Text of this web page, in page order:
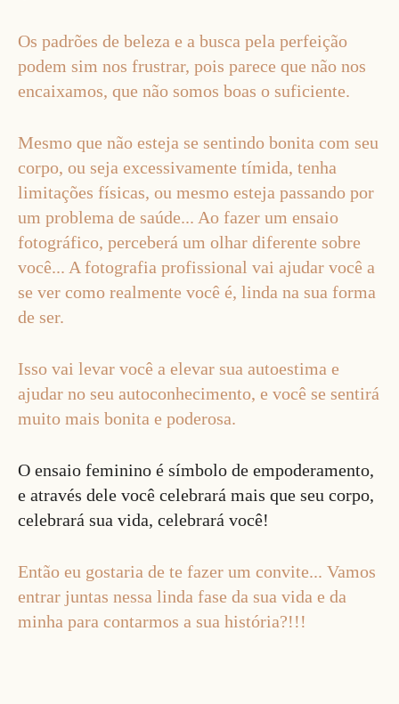
Os padrões de beleza e a busca pela perfeição
podem sim nos frustrar, pois parece que não nos
encaixamos, que não somos boas o suficiente.
Mesmo que não esteja se sentindo bonita com seu
corpo, ou seja excessivamente tímida, tenha
limitações físicas, ou mesmo esteja passando por
um problema de saúde... Ao fazer um ensaio
fotográfico, perceberá um olhar diferente sobre
você... A fotografia profissional vai ajudar você a
se ver como realmente você é, linda na sua forma
de ser.
Isso vai levar você a elevar sua autoestima e
ajudar no seu autoconhecimento, e você se sentirá
muito mais bonita e poderosa.
O ensaio feminino é símbolo de empoderamento,
e através dele você celebrará mais que seu corpo,
celebrará sua vida, celebrará você!
Então eu gostaria de te fazer um convite... Vamos
entrar juntas nessa linda fase da sua vida e da
minha para contarmos a sua história?!!!